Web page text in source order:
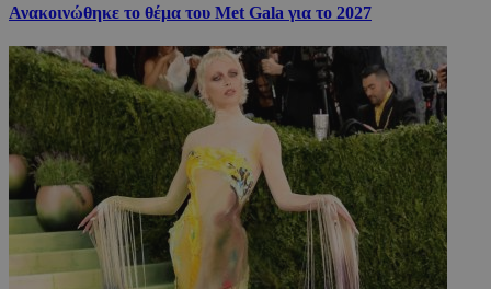
Ανακοινώθηκε το θέμα του Met Gala για το 2027